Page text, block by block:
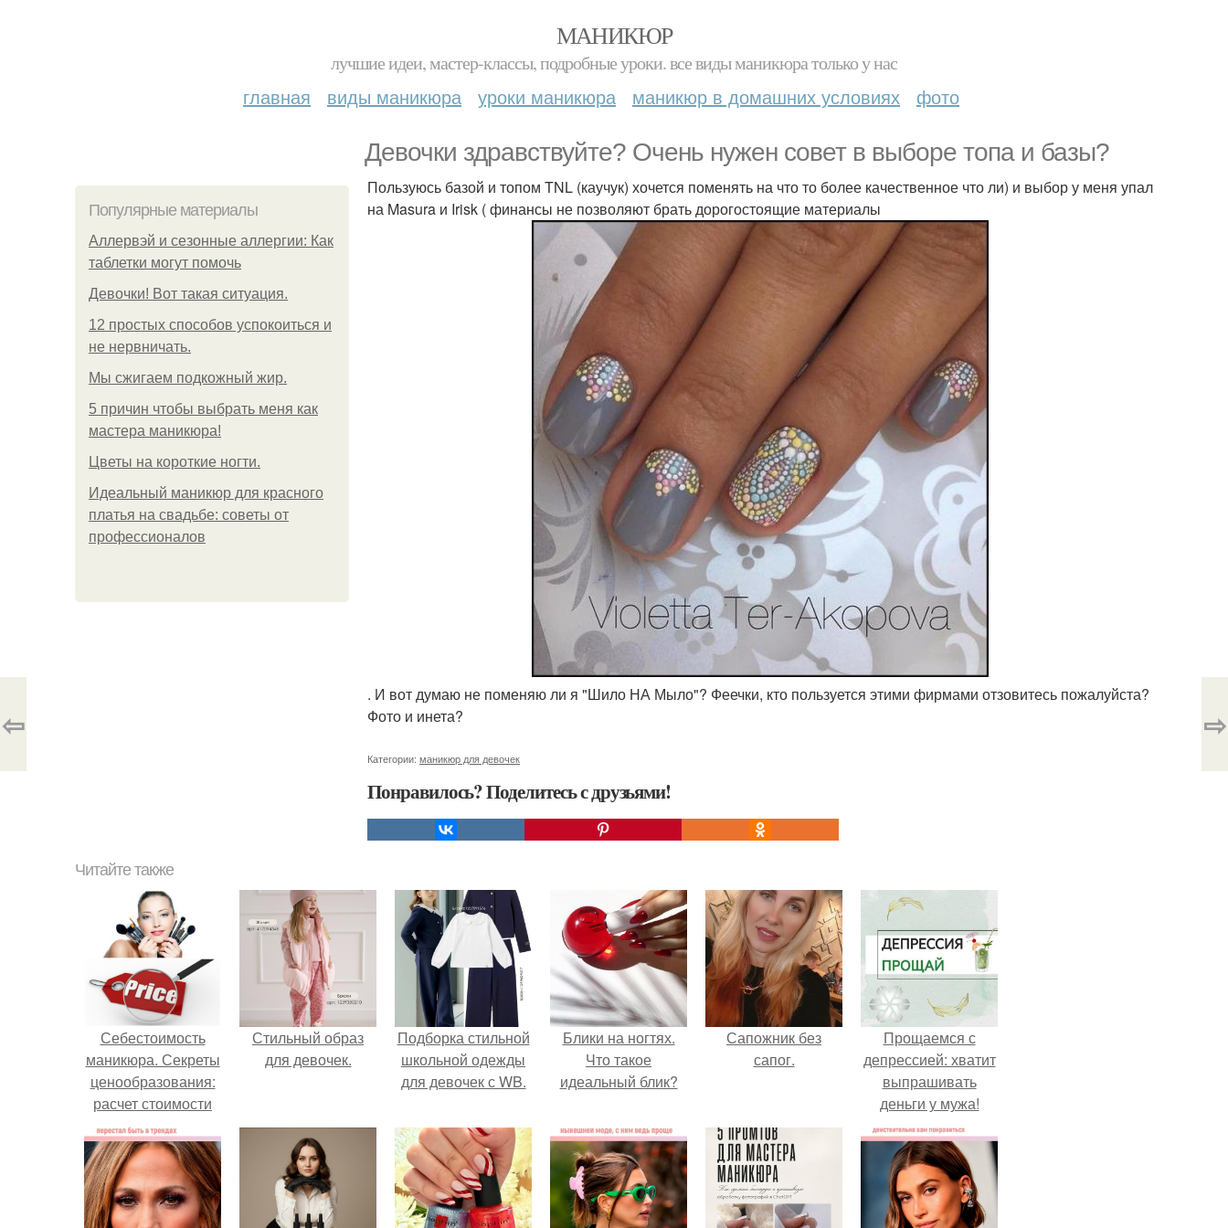
МАНИКЮР
лучшие идеи, мастер-классы, подробные уроки. все виды маникюра только у нас
главная виды маникюра уроки маникюра маникюр в домашних условиях фото
Девочки здравствуйте? Очень нужен совет в выборе топа и базы?
Популярные материалы
Аллервэй и сезонные аллергии: Как
таблетки могут помочь
Девочки! Вот такая ситуация.
12 простых способов успокоиться и
не нервничать.
Мы сжигаем подкожный жир.
5 причин чтобы выбрать меня как
мастера маникюра!
Цветы на короткие ногти.
Идеальный маникюр для красного
платья на свадьбе: советы от
профессионалов
Пользуюсь базой и топом TNL (каучук) хочется поменять на что то более качественное что ли) и выбор у меня упал
на Masura и Irisk ( финансы не позволяют брать дорогостоящие материалы
. И вот думаю не поменяю ли я "Шило НА Мыло"? Феечки, кто пользуется этими фирмами отзовитесь пожалуйста?
Фото и инета?
Категории: маникюр для девочек
Понравилось? Поделитесь с друзьями!
⇦ ⇨
Читайте также
Себестоимость
маникюра. Секреты
ценообразования:
расчет стоимости
услуг (Beautyday.
Стильный образ
для девочек.
Подборка стильной
школьной одежды
для девочек с WB.
Блики на ногтях.
Что такое
идеальный блик?
Сапожник без
сапог.
Прощаемся с
депрессией: хватит
выпрашивать
деньги у мужа!